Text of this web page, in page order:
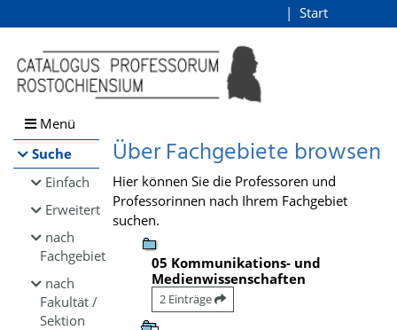
Browsen
direkt zum Inhalt
Start
Menü
Suche
Einfach
Erweitert
nach
Fachgebiet
nach
Fakultät /
Sektion
Über Fachgebiete browsen
Hier können Sie die Professoren und
Professorinnen nach Ihrem Fachgebiet
suchen.
05 Kommunikations- und
Medienwissenschaften
2 Einträge